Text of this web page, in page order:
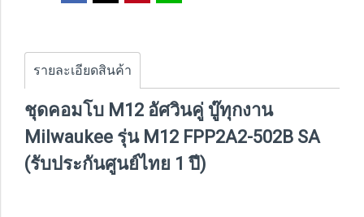
รายละเอียดสินค้า
ชุดคอมโบ M12 อัศวินคู่ บู๊ทุกงาน
Milwaukee รุ่น M12 FPP2A2-502B SA
(รับประกันศูนย์ไทย 1 ปี)